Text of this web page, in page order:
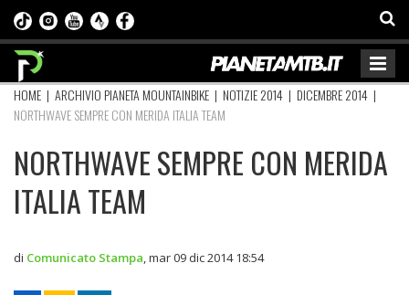
HOME | ARCHIVIO PIANETA MOUNTAINBIKE | NOTIZIE 2014 | DICEMBRE 2014 |
NORTHWAVE SEMPRE CON MERIDA ITALIA TEAM
NORTHWAVE SEMPRE CON MERIDA
ITALIA TEAM
di Comunicato Stampa mar 09 dic 2014 18:54